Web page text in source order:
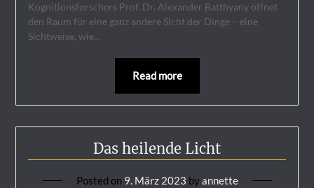
Kognitionsforschers Prof. Dr. Alexander Batthyany öffnet
den Raum für eine ganz andere Sicht der Dinge – eine
Sichtweise, wie…
Read more
Das heilende Licht
Posted on 9. März 2023 by annette